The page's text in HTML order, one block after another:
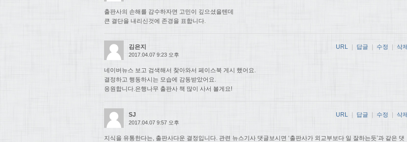
출판사의 손해를 감수하자면 고민이 깊으셨을텐데
큰 결단을 내리신것에 존경을 표합니다.
김은지
2017.04.07 9:23 오후
네이버뉴스 보고 검색해서 찾아와서 페이스북 게시 했어요.
결정하고 행동하시는 모습에 감동받았어요.
응원합니다.은행나무 출판사 책 많이 사서 볼게요!
URL 답글 수정 삭제
SJ
2017.04.07 9:57 오후
지식을 유통한다는, 출판사다운 결정입니다. 관련 뉴스기사 댓글보시면 ‘출판사가 외교부보다 일 잘하는듯’과 같은 댓
URL 답글 수정 삭제